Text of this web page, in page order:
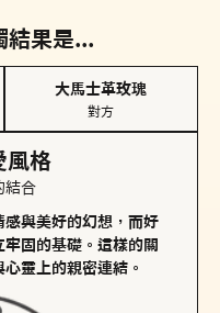
結果是...
大馬士革玫瑰
對方
風格
結合
與美好的幻想，而好
固的基礎。這樣的關
靈上的親密連結。